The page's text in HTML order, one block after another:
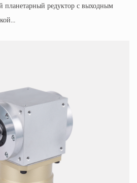
планетарный редуктор с выходным